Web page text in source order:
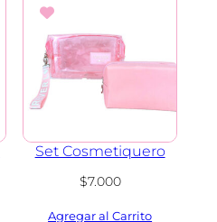
Set Cosmetiquero
$7.000